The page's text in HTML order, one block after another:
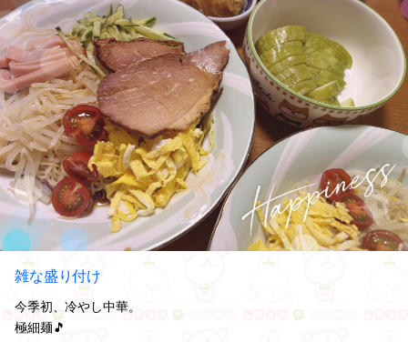
雑な盛り付け
今季初、冷やし中華。
極細麺🎵